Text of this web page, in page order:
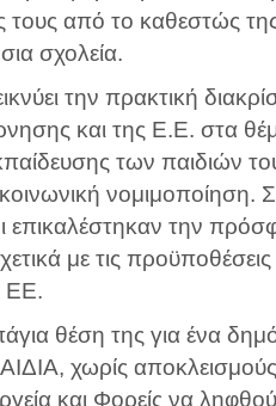
τους από το καθεστώς
σχολεία.
την πρακτική
και της Ε.Ε. στα
των παιδιών
κοινωνική
επικαλέστηκαν την
με τις
ΕΕ.
θέση της για ένα
χωρίς αποκλεισμούς
και Φορείς να